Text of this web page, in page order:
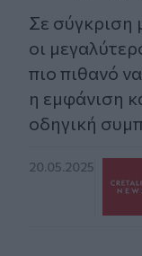
Σε σύγκριση
οι
πιο πιθανό
η εμφάνιση
οδηγική
20.05.2025